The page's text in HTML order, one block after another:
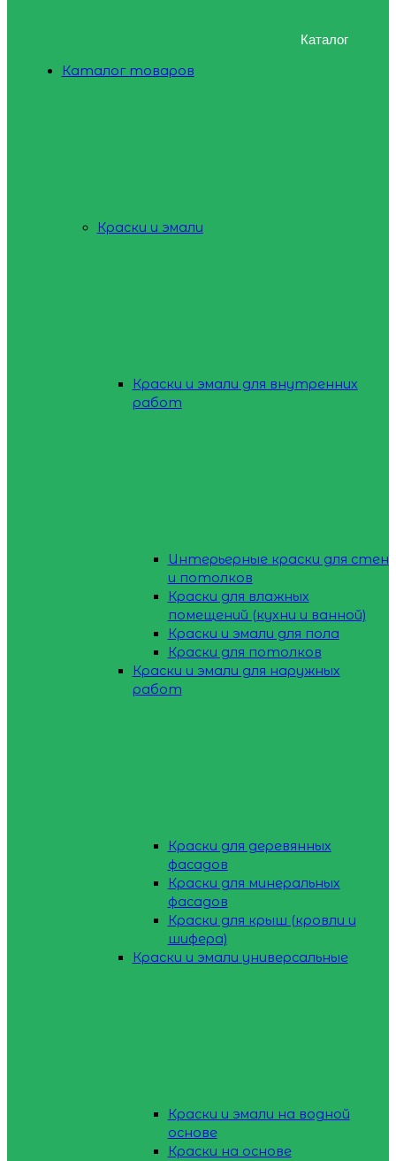
Каталог
Каталог товаров
Краски и эмали
Краски и эмали для внутренних
работ
Интерьерные краски для стен
и потолков
Краски для влажных
помещений (кухни и ванной)
Краски и эмали для пола
Краски для потолков
Краски и эмали для наружных
работ
Краски для деревянных
фасадов
Краски для минеральных
фасадов
Краски для крыш (кровли и
шифера)
Краски и эмали универсальные
Краски и эмали на водной
основе
Краски на основе